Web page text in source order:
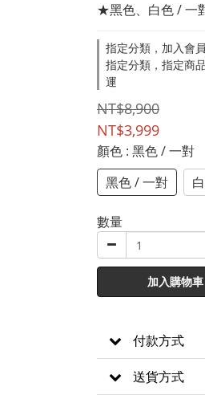
★黑色、白色 / 一
指定分類，加入會
指定分類，指定商
運
NT$8,900
NT$3,999
顏色 : 黑色 / 一對
黑色 / 一對
數量
加入購物車
付款方式
送貨方式